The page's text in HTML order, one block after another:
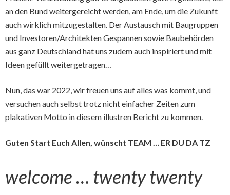
an den Bund weitergereicht werden, am Ende, um die Zukunft
auch wirklich mitzugestalten. Der Austausch mit Baugruppen
und Investoren/Architekten Gespannen sowie Baubehörden
aus ganz Deutschland hat uns zudem auch inspiriert und mit
Ideen gefüllt weitergetragen…
Nun, das war 2022, wir freuen uns auf alles was kommt, und
versuchen auch selbst trotz nicht einfacher Zeiten zum
plakativen Motto in diesem illustren Bericht zu kommen.
Guten Start Euch Allen, wünscht TEAM … ER DU DA TZ
welcome … twenty twenty